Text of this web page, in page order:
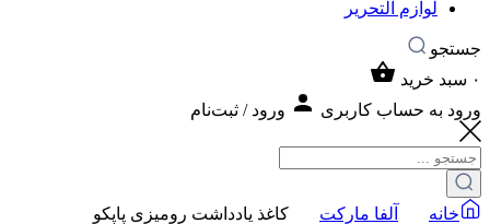
لوازم التحریر
جستجو
۰ سبد خرید
ورود به حساب کاربری
ورود / ثبت‌نام
خانه آلفا مارکت کاغذ یادداشت رومیزی پاپکو